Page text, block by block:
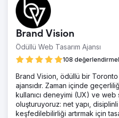
Brand Vision
Ödüllü Web Tasarım Ajansı
108
Brand Vision, ödüllü bir Toronto
ajansıdır. Zaman içinde
kullanıcı deneyimi (UX) ve web
oluşturuyoruz: net yapı,
keşfedilebilirliği artırmak için